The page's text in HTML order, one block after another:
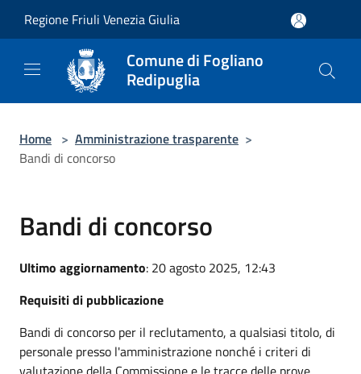
Regione Friuli Venezia Giulia
Comune di Fogliano
Redipuglia
Home > Amministrazione trasparente >
Bandi di concorso
Bandi di concorso
Ultimo aggiornamento: 20 agosto 2025, 12:43
Requisiti di pubblicazione
Bandi di concorso per il reclutamento, a qualsiasi titolo, di
personale presso l'amministrazione nonché i criteri di